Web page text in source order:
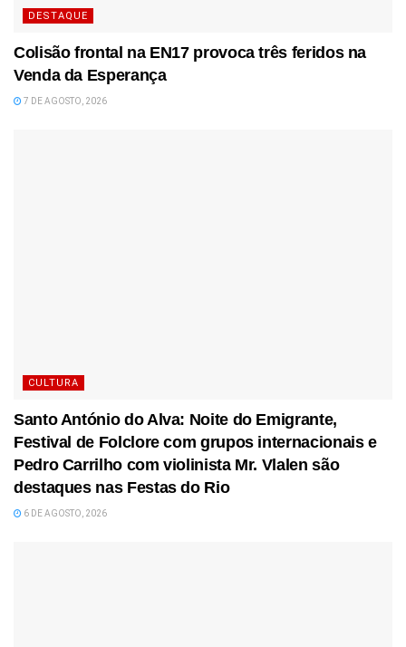
DESTAQUE
Colisão frontal na EN17 provoca três feridos na
Venda da Esperança
7 DE AGOSTO, 2026
CULTURA
Santo António do Alva: Noite do Emigrante,
Festival de Folclore com grupos internacionais e
Pedro Carrilho com violinista Mr. Vlalen são
destaques nas Festas do Rio
6 DE AGOSTO, 2026